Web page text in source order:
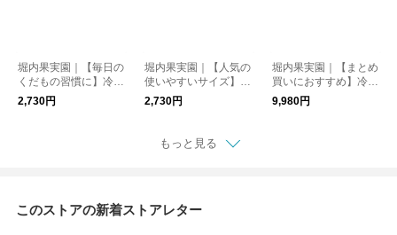
堀内果実園｜【毎日の
くだもの習慣に】冷凍
ブルーベリー 500g
2,730円
堀内果実園｜【人気の
使いやすいサイズ】冷
凍いちご(古都華) 500
2,730円
堀内果実園｜【まとめ
買いにおすすめ】冷凍
ブルーベリー 2kg
9,980円
もっと見る
このストアの新着ストアレター